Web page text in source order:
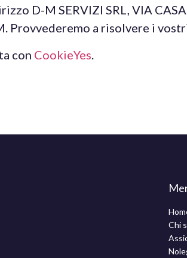
D-M SERVIZI SRL, VIA
Provvederemo a risolvere i
con CookieYes
Chi